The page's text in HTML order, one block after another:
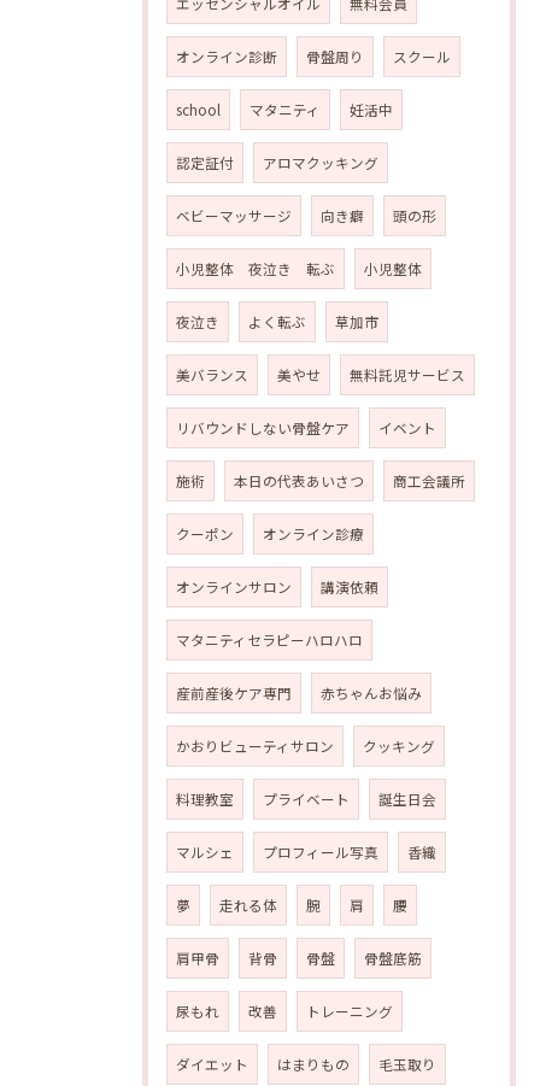
オンライン診断 骨盤周り スクール
school マタニティ 妊活中
認定証付 アロマクッキング
ベビーマッサージ 向き癖 頭の形
小児整体 夜泣き 転ぶ 小児整体
夜泣き よく転ぶ 草加市
美バランス 美やせ 無料託児サービス
リバウンドしない骨盤ケア イベント
施術 本日の代表あいさつ 商工会議所
クーポン オンライン診療
オンラインサロン 講演依頼
マタニティセラピーハロハロ
産前産後ケア専門 赤ちゃんお悩み
かおりビューティサロン クッキング
料理教室 プライベート 誕生日会
マルシェ プロフィール写真 香織
夢 走れる体 腕 肩 腰
肩甲骨 背骨 骨盤 骨盤底筋
尿もれ 改善 トレーニング
ダイエット はまりもの 毛玉取り